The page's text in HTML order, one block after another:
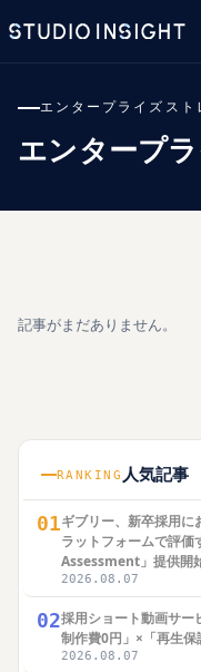
エンタープライズスト
エンタープ
記事がまだありません。
RANKING 人気記事
01ギブリー、新卒採用
ラットフォームで評
Assessment」提供開
2026.08.07
02採用ショート動画サー
制作費0円」×「再生
2026.08.07